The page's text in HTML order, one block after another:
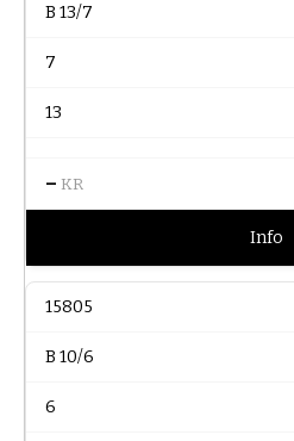
B 13/7
7
13
– KR
Info
15805
B 10/6
6